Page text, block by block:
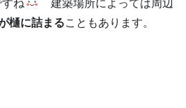
樋に詰まることもあります。